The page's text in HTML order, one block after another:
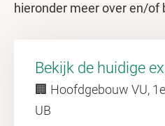
hieronder meer over en/of
Bekijk de huidige
🏢 Hoofdgebouw VU,
UB